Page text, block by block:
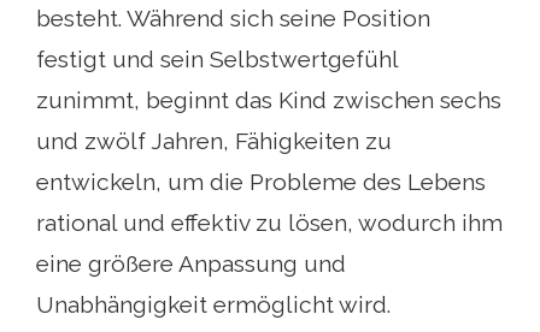
besteht. Während sich seine Position
festigt und sein Selbstwertgefühl
zunimmt, beginnt das Kind zwischen sechs
und zwölf Jahren, Fähigkeiten zu
entwickeln, um die Probleme des Lebens
rational und effektiv zu lösen, wodurch ihm
eine größere Anpassung und
Unabhängigkeit ermöglicht wird.